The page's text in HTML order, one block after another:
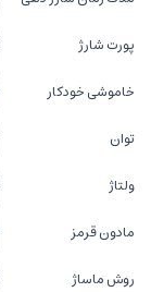
پورت شارژ
خاموشی خودکار
توان
ولتاژ
مادون قرمز
روش ماساژ